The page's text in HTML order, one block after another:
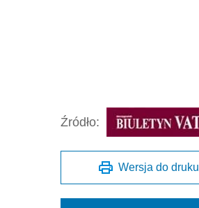
Źródło:
Wersja do druku